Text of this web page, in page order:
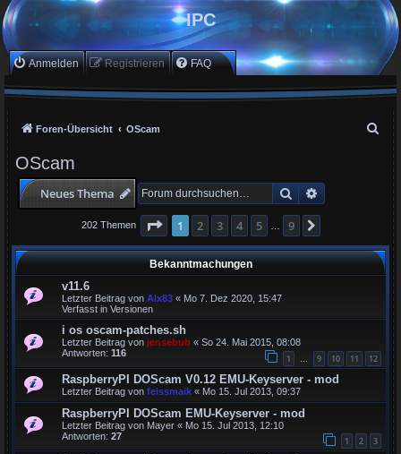
IPC
Anmelden Registrieren FAQ
Foren-Übersicht OScam
OScam
Neues Thema Suche Erweiterte
202 Themen Seite 1von
1 2 3 4 5 9
Bekanntmachungen
v11.6
Letzter Beitrag von Alx83 « Mo 7. Dez 2020, 15:47
Verfasst in Versionen
i os oscam-patches.sh
Letzter Beitrag von jensebub « So 24. Mai 2015, 08:08
Antworten: 116 1 … 9 10 11 12
RaspberryPI DOScam V0.12 EMU-Keyserver - mod
Letzter Beitrag von feissmaik « Mo 15. Jul 2013, 09:37
RaspberryPI DOScam EMU-Keyserver - mod
Letzter Beitrag von Mayer « Mo 15. Jul 2013, 12:10
Antworten: 27 1 2 3